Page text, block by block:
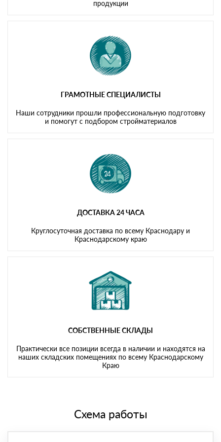
продукции
ГРАМОТНЫЕ СПЕЦИАЛИСТЫ
Наши сотрудники прошли профессиональную подготовку
и помогут с подбором стройматериалов
ДОСТАВКА 24 ЧАСА
Круглосуточная доставка по всему Краснодару и
Краснодарскому краю
СОБСТВЕННЫЕ СКЛАДЫ
Практически все позиции всегда в наличии и находятся на
наших складских помещениях по всему Краснодарскому
Краю
Схема работы